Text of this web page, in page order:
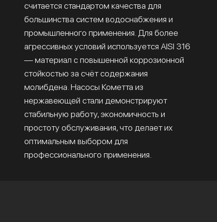
считается стандартом качества для
большинства систем водоснабжения и
промышленного применения. Для более
агрессивных условий используется AISI 316
— материал с повышенной коррозионной
стойкостью за счёт содержания
молибдена. Насосы Кометта из
нержавеющей стали демонстрируют
стабильную работу, экономичность и
простоту обслуживания, что делает их
оптимальным выбором для
профессионального применения.